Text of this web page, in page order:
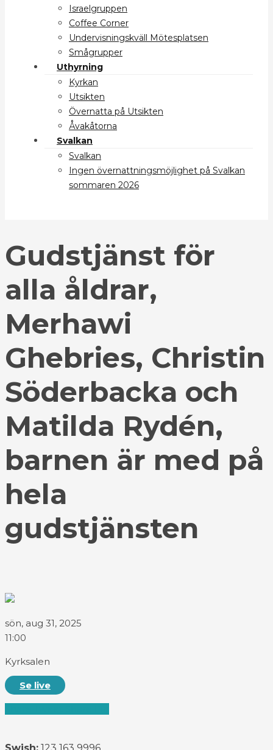
Israelgruppen
Coffee Corner
Undervisningskväll Mötesplatsen
Smågrupper
Uthyrning
Kyrkan
Utsikten
Övernatta på Utsikten
Åvakåtorna
Svalkan
Svalkan
Ingen övernattningsmöjlighet på Svalkan
sommaren 2026
Gudstjänst för
alla åldrar,
Merhawi
Ghebries, Christin
Söderbacka och
Matilda Rydén,
barnen är med på
hela
gudstjänsten
sön, aug 31, 2025
11:00
Kyrksalen
Se live
Swish: 123 163 9996